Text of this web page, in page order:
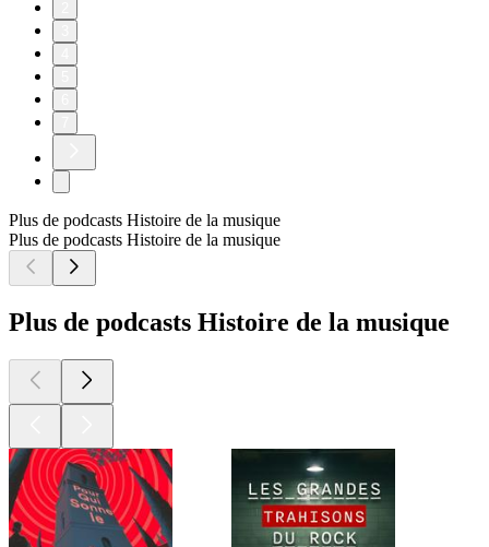
Plus de podcasts Histoire de la musique
Plus de podcasts Histoire de la musique
Plus de podcasts Histoire de la musique